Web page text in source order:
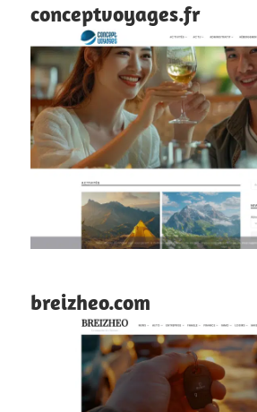
conceptvoyages.fr
breizheo.com